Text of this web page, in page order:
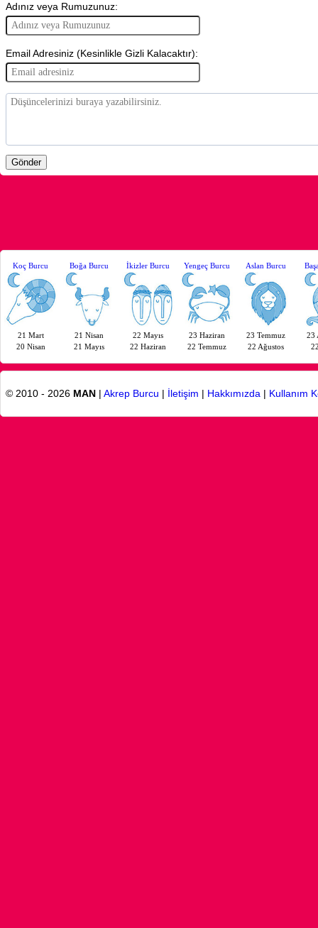
Adınız veya Rumuzunuz:
Email Adresiniz (Kesinlikle Gizli Kalacaktır):
Koç Burcu
21 Mart
20 Nisan
Boğa Burcu
21 Nisan
21 Mayıs
İkizler Burcu
22 Mayıs
22 Haziran
Yengeç Burcu
23 Haziran
22 Temmuz
Aslan Burcu
23 Temmuz
22 Ağustos
23
© 2010 - 2026 MAN | Akrep Burcu | İletişim | Hakkımızda | Kullanım